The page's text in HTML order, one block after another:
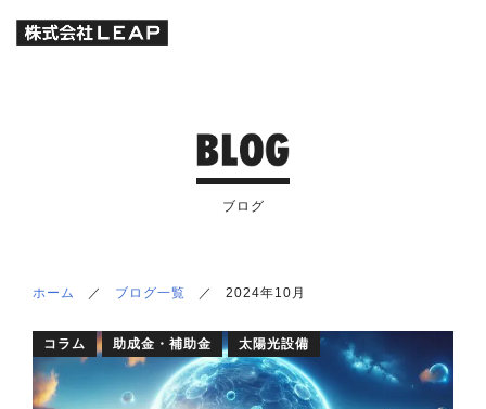
ブログ
ホーム ／ ブログ一覧 ／ 2024年10月
コラム 助成金・補助金 太陽光設備